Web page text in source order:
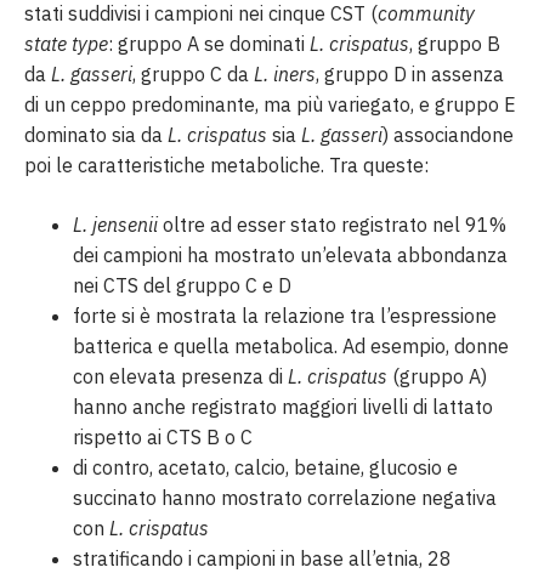
stati suddivisi i campioni nei cinque CST (community
state type: gruppo A se dominati L. crispatus, gruppo B
da L. gasseri, gruppo C da L. iners, gruppo D in assenza
di un ceppo predominante, ma più variegato, e gruppo E
dominato sia da L. crispatus sia L. gasseri) associandone
poi le caratteristiche metaboliche. Tra queste:
L. jenseniioltre ad esser stato registrato nel 91%
dei campioni ha mostrato un’elevata abbondanza
nei CTS del gruppo C e D
forte si è mostrata la relazione tra l’espressione
batterica e quella metabolica. Ad esempio, donne
con elevata presenza di L. crispatus (gruppo A)
hanno anche registrato maggiori livelli di lattato
rispetto ai CTS B o C
di contro, acetato, calcio, betaine, glucosio e
succinato hanno mostrato correlazione negativa
con L. crispatus
stratificando i campioni in base all’etnia, 28